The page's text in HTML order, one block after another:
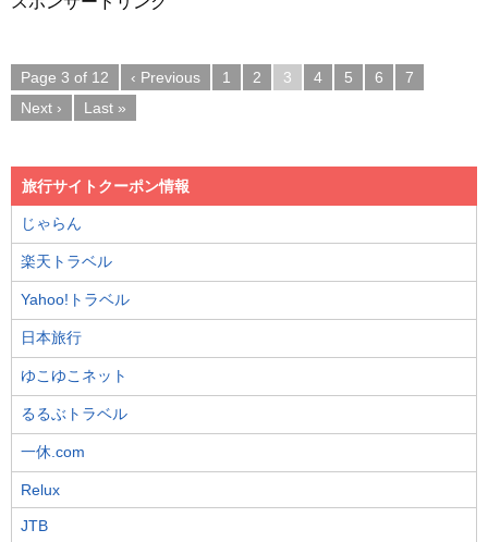
Page 3 of 12 ‹ Previous 1 2 3 4 5 6
7
Next ›
Last »
旅行サイトクーポン情報
じゃらん
楽天トラベル
Yahoo!トラベル
日本旅行
ゆこゆこネット
るるぶトラベル
一休.com
Relux
JTB